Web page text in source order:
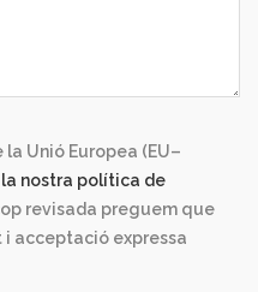
Unió Europea (EU–
la nostra política de
revisada preguem que
i acceptació expressa